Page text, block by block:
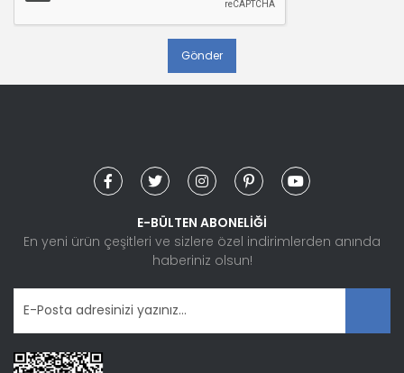
Gönder
E-BÜLTEN ABONELİĞİ
En yeni ürün çeşitleri ve sizlere özel indirimlerden anında
haberiniz olsun!